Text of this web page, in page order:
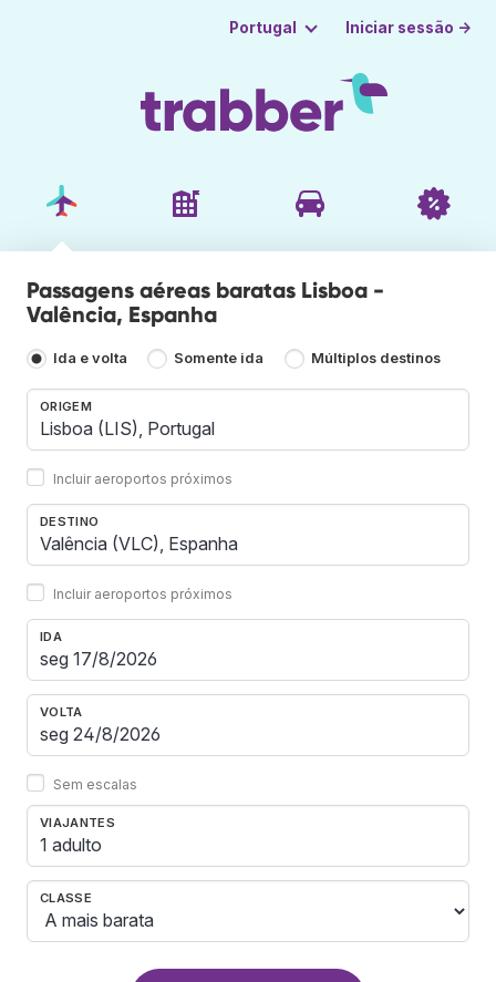
Portugal Iniciar sessão →
Passagens aéreas baratas Lisboa -
Valência, Espanha
Ida e volta Somente ida Múltiplos destinos
ORIGEM
Incluir aeroportos próximos
DESTINO
Incluir aeroportos próximos
IDA
VOLTA
Sem escalas
VIAJANTES
1 adulto
CLASSE